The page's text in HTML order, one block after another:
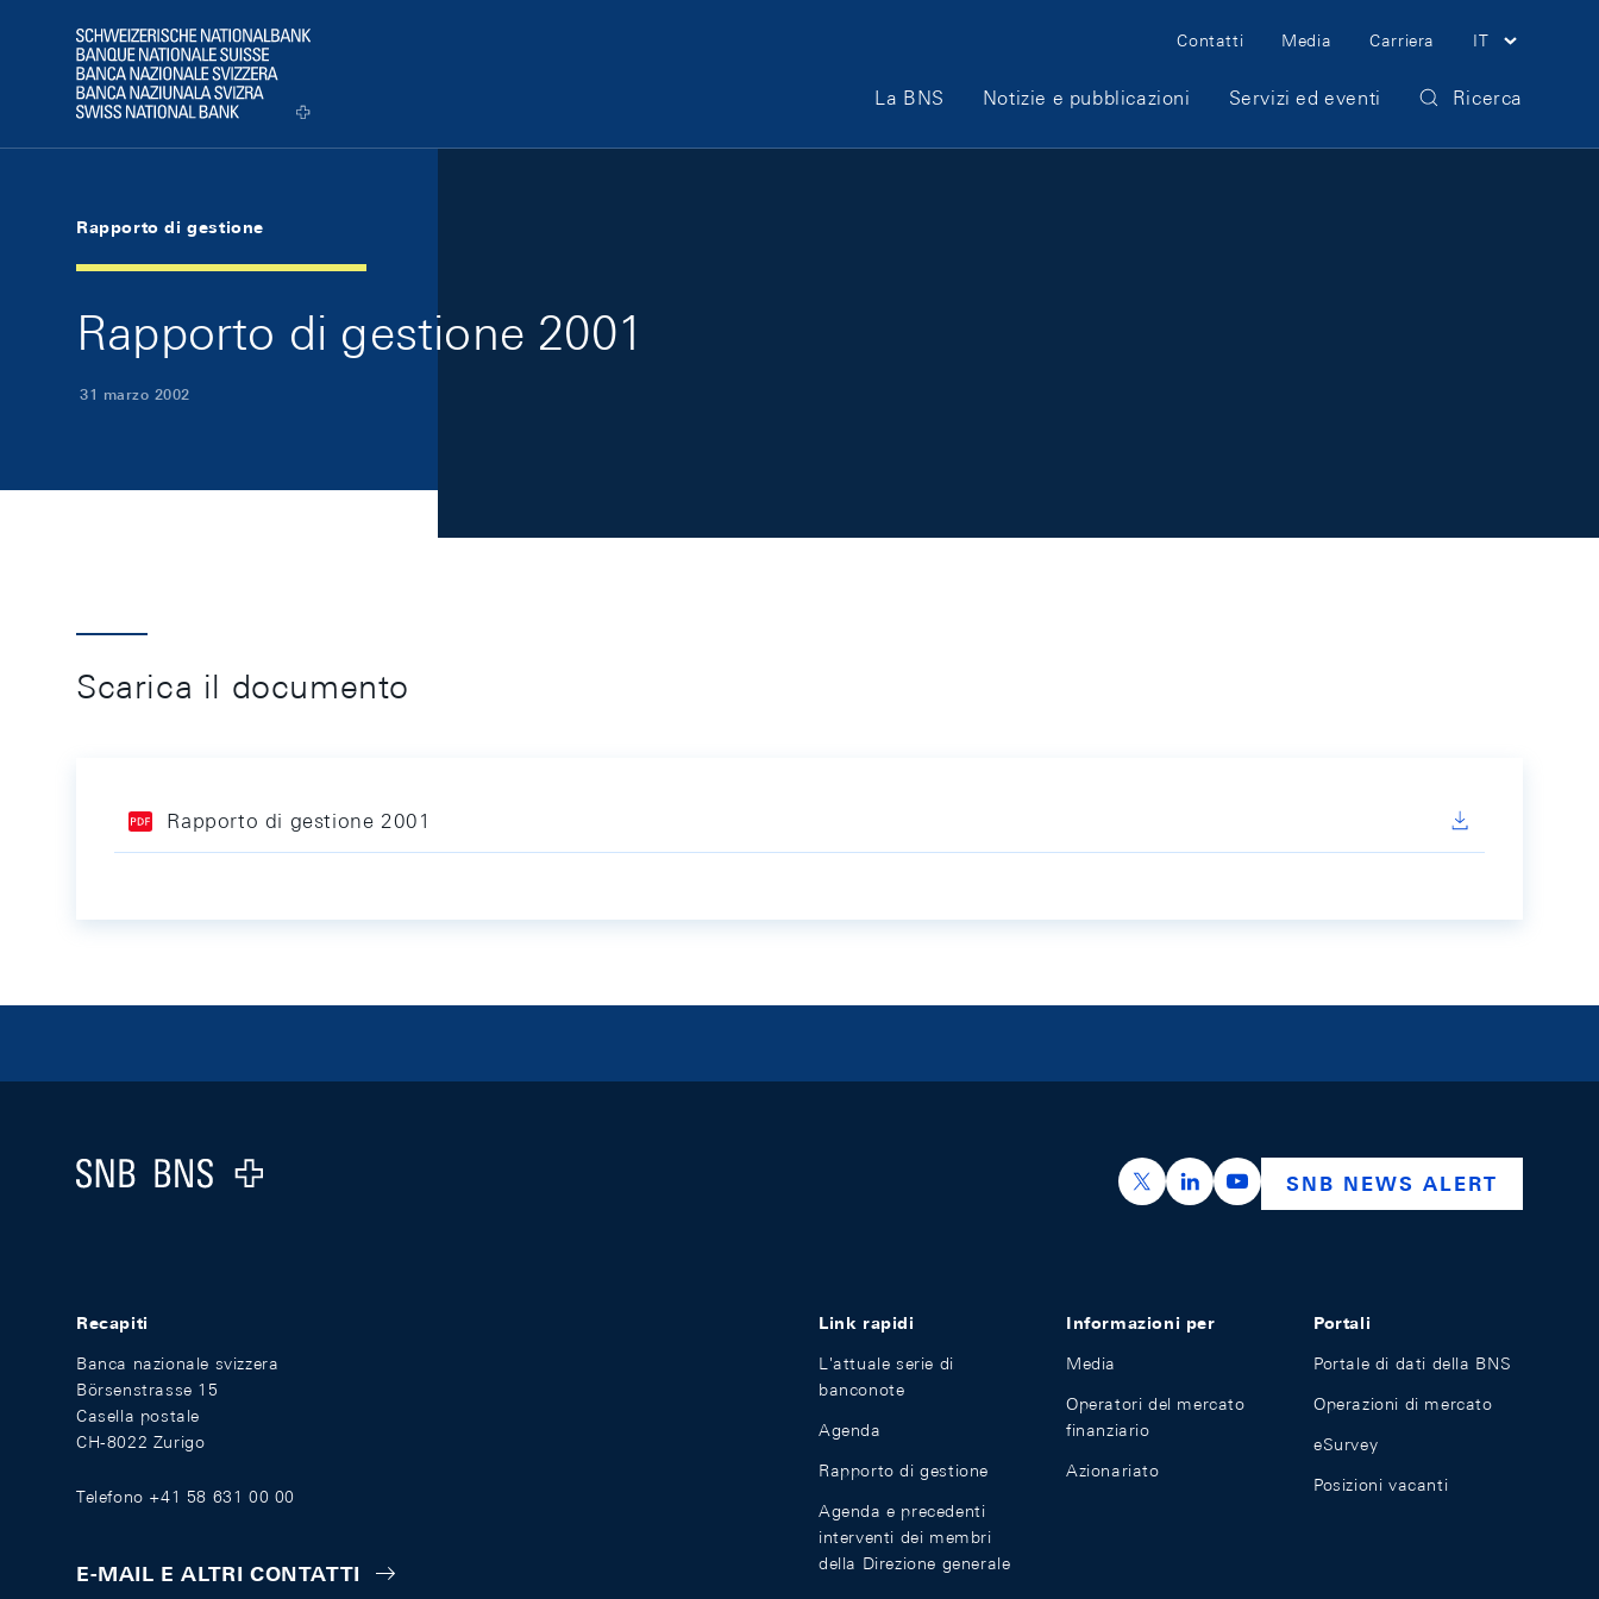
Logo
Meta Navigation
Contatti Media Carriera IT
Main Navigation
La BNS Notizie e pubblicazioni Servizi ed eventi Ricerca
Rapporto di gestione
Rapporto di gestione 2001
31 marzo 2002
Scarica il documento
Rapporto di gestione 2001
Logo
https://x.com/snb_bns
https://ch.linkedin.com/company/swiss-
https://www.youtube.com/
SNB NEWS ALERT
Recapiti
Banca nazionale svizzera
Börsenstrasse 15
Casella postale
CH-8022 Zurigo
Telefono +41 58 631 00 00
E-MAIL E ALTRI CONTATTI
Link rapidi
L'attuale serie di
banconote
Agenda
Rapporto di gestione
Agenda e precedenti
interventi dei membri
della Direzione generale
Informazioni per
Media
Operatori del mercato
finanziario
Azionariato
Portali
Portale di dati della BNS
Operazioni di mercato
eSurvey
Posizioni vacanti